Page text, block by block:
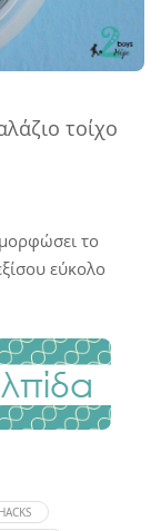
τοίχο
το
εύκολο